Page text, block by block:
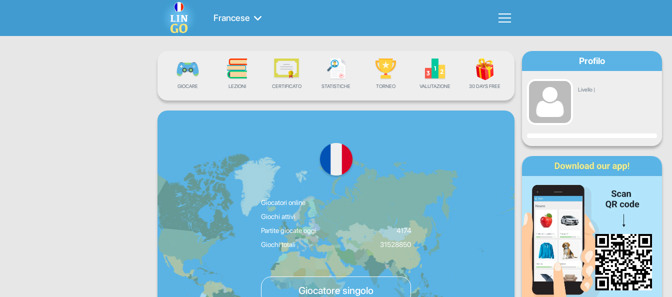
Francese
GIOCARE LEZIONI CERTIFICATO STATISTICHE TORNEO VALUTAZIONE 30 DAYS FREE
Giocatori online
Giochi attivi
Partite giocate oggi
4174
Giochi totali
31528850
Giocatore singolo
Profilo
Livello |
Avanzamento
Lun Mer Gio
Sab Dom
Progresso quotidiano
Progressi mensili